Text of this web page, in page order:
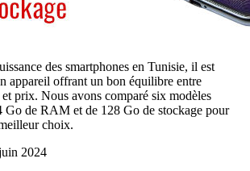
des smartphones en Tunisie, il est
appareil offrant un bon équilibre entre
prix. Nous avons comparé six modèles
Go de RAM et de 128 Go de stockage pour
choix.
2024